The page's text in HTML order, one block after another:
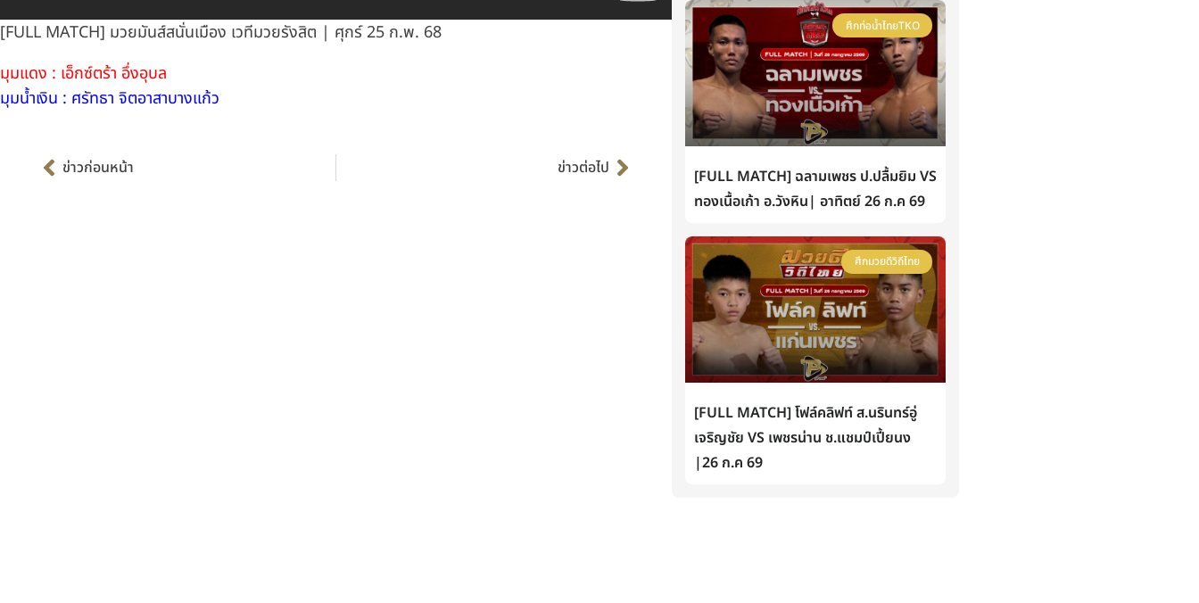
[FULL MATCH] มวยมันส์สนั่นเมือง เวทีมวยรังสิต | ศุกร์ 25 ก.พ. 68
มุมแดง : เอ็กซ์ตร้า อึ่งอุบล
มุมน้ำเงิน : ศรัทธา จิตอาสาบางแก้ว
ข่าวก่อนหน้า ข่าวต่อไป
ศึกท่อน้ำไทยTKO
[FULL MATCH] ฉลามเพชร ป.ปลื้มยิม VS
ทองเนื้อเก้า อ.วังหิน| อาทิตย์ 26 ก.ค 69
ศึกมวยดีวิถีไทย
[FULL MATCH] โฟล์คลิฟท์ ส.นรินทร์อู่
เจริญชัย VS เพชรน่าน ช.แชมป์เปี้ยนง
|26 ก.ค 69